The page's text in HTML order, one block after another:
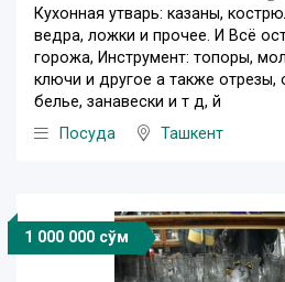
Кухонная утварь: казаны,
ведра, ложки и прочее. И Всё
горожа, Инструмент: топоры,
ключи и другое а также отрезы,
белье, занавески и т д, й
Посуда
Ташкент
1 000 000 сўм